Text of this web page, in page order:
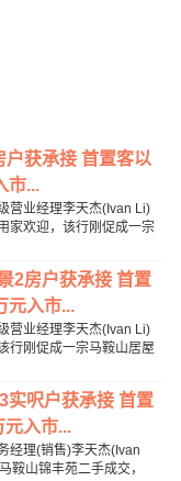
获承接 首置客以
市...
营业经理李天杰(Ivan Li)
家欢迎，该行刚促成一宗
2房户获承接 首置
元入市...
营业经理李天杰(Ivan Li)
行刚促成一宗马鞍山居屋
实呎户获承接 首置
入市...
经理(销售)李天杰(Ivan
鞍山锦丰苑二手成交，